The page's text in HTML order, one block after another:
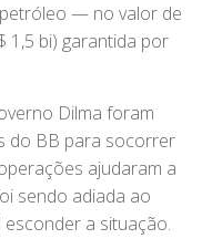
— no valor de
1,5 bi) garantida por
Dilma foram
do BB para socorrer
ajudaram a
sendo adiada ao
a situação.